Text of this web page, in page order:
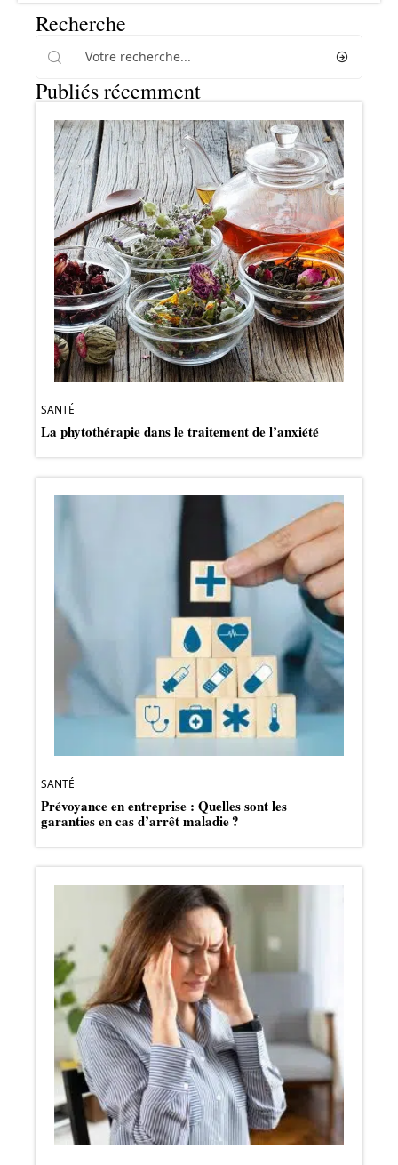
Recherche
Publiés récemment
SANTÉ
La phytothérapie dans le traitement de l’anxiété
SANTÉ
Prévoyance en entreprise : Quelles sont les
garanties en cas d’arrêt maladie ?